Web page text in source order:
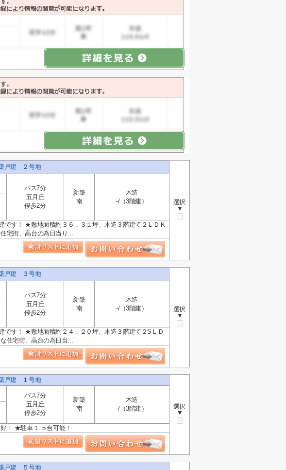
戸建 ２号地
選択
▼
バス7分
五月丘
停歩2分
新築
南
木造
-/（3階建）
す！ ★敷地面積約３６．３１坪、木造３階建て２ＬＤＫ
宅街、高台の為日当り...
戸建 ３号地
選択
▼
バス7分
五月丘
停歩2分
新築
南
木造
-/（3階建）
す！ ★敷地面積約２４．２０坪、木造３階建て２SＬＤ
住宅街、高台の為日当...
戸建 １号地
選択
▼
バス7分
五月丘
停歩2分
新築
南
木造
-/（3階建）
！ ★駐車１.５台可能！
戸建 ５号地